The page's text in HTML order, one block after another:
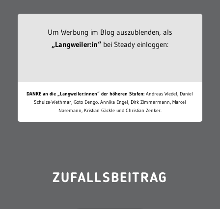
Um Werbung im Blog auszublenden, als
„Langweiler:in“bei Steady einloggen:
DANKE an die „Langweiler:innen“ der höheren Stufen: Andreas Wedel, Daniel
Schulze-Wethmar, Goto Dengo, Annika Engel, Dirk Zimmermann, Marcel
Nasemann, Kristian Gäckle und Christian Zenker.
ZUFALLSBEITRAG